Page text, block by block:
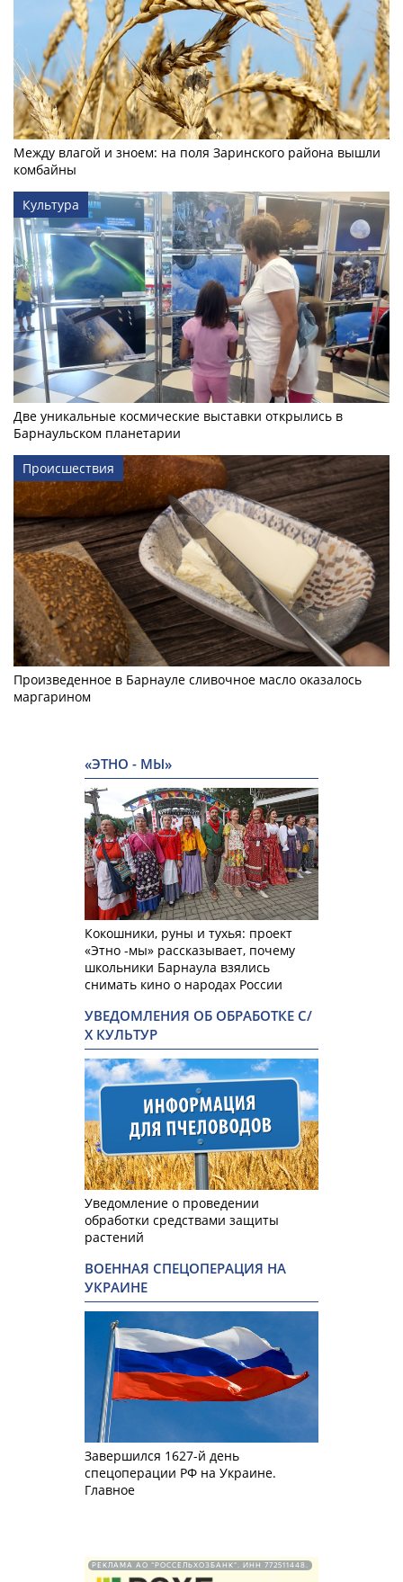
Между влагой и зноем: на поля Заринского района вышли
комбайны
Культура
Две уникальные космические выставки открылись в
Барнаульском планетарии
Происшествия
Произведенное в Барнауле сливочное масло оказалось
маргарином
«ЭТНО - МЫ»
Кокошники, руны и тухья: проект
«Этно -мы» рассказывает, почему
школьники Барнаула взялись
снимать кино о народах России
УВЕДОМЛЕНИЯ ОБ ОБРАБОТКЕ С/
Х КУЛЬТУР
Уведомление о проведении
обработки средствами защиты
растений
ВОЕННАЯ СПЕЦОПЕРАЦИЯ НА
УКРАИНЕ
Завершился 1627-й день
спецоперации РФ на Украине.
Главное
РЕКЛАМА АО "РОССЕЛЬХОЗБАНК". ИНН 772511448.